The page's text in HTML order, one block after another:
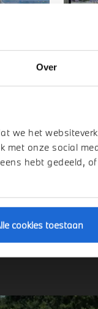
Over
we het
met onze social
hebt gedeeld,
cookies toestaan
2026
€